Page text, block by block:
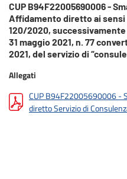
CUP B94F22005690006 -
Affidamento diretto ai sensi
120/2020,
31 maggio 2021, n. 77
2021, del servizio di
Allegati
CUP B94F22005690006 -
diretto Servizio di